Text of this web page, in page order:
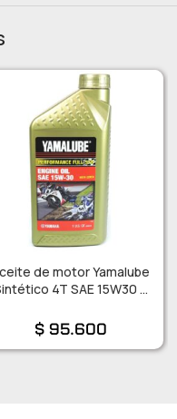
de motor Yamalube
4T SAE 15W30 x
$95.600